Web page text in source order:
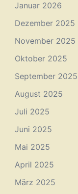
Januar 2026
Dezember 2025
November 2025
Oktober 2025
September 2025
August 2025
Juli 2025
Juni 2025
Mai 2025
April 2025
März 2025